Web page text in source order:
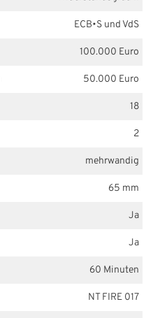
ECB•S und VdS
100.000 Euro
50.000 Euro
18
2
mehrwandig
65 mm
Ja
Ja
60 Minuten
NT FIRE 017